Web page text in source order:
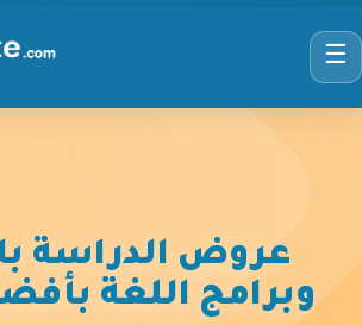
☰
عروض الدراسة
وبرامج اللغة